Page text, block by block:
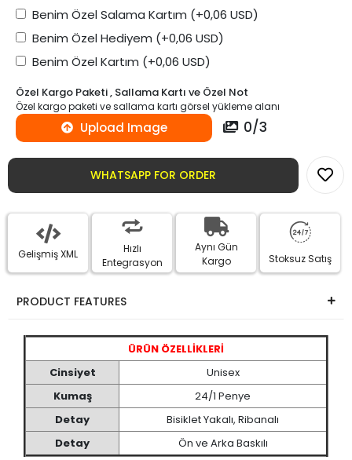
Benim Özel Salama Kartım (+0,06 USD)
Benim Özel Hediyem (+0,06 USD)
Benim Özel Kartım (+0,06 USD)
Özel Kargo Paketi , Sallama Kartı ve Özel Not
Özel kargo paketi ve sallama kartı görsel yükleme alanı
Upload Image 0/3
WHATSAPP FOR ORDER
Gelişmiş XML
Hızlı
Entegrasyon
Aynı Gün
Kargo
Stoksuz Satış
PRODUCT FEATURES
ÜRÜN ÖZELLİKLERİ
Cinsiyet
Unisex
Kumaş
24/1 Penye
Detay
Bisiklet Yakalı, Ribanalı
Detay
Ön ve Arka Baskılı